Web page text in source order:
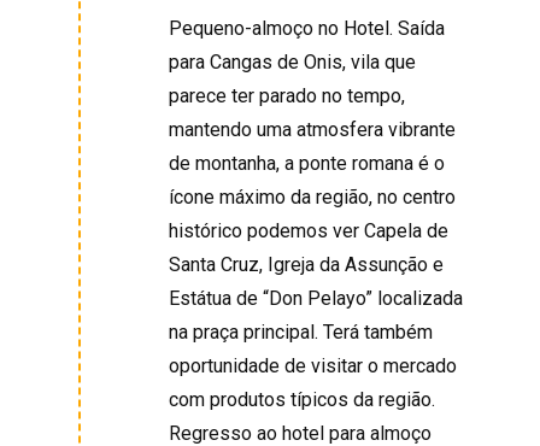
Pequeno-almoço no Hotel. Saída
para Cangas de Onis, vila que
parece ter parado no tempo,
mantendo uma atmosfera vibrante
de montanha, a ponte romana é o
ícone máximo da região, no centro
histórico podemos ver Capela de
Santa Cruz, Igreja da Assunção e
Estátua de “Don Pelayo” localizada
na praça principal. Terá também
oportunidade de visitar o mercado
com produtos típicos da região.
Regresso ao hotel para almoço